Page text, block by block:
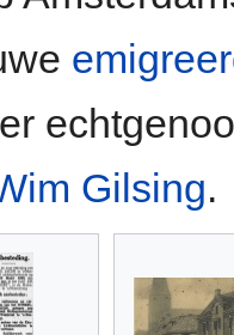
Gilsing.